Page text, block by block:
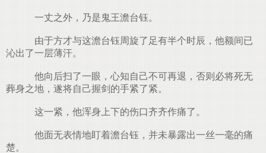
一丈之外，乃是鬼王澹台钰。
由于方才与这澹台钰周旋了足有半个时辰，他额间已
沁出了一层薄汗。
他向后扫了一眼，心知自己不可再退，否则必将死无
葬身之地，遂将自己握剑的手紧了紧。
这一紧，他浑身上下的伤口齐齐作痛了。
他面无表情地盯着澹台钰，并未暴露出一丝一毫的痛
楚。